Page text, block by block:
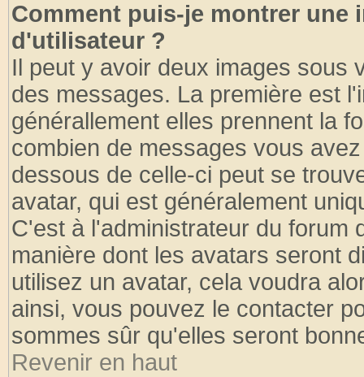
Comment puis-je montrer une
d'utilisateur ?
Il peut y avoir deux images sous
des messages. La première est
générallement elles prennent la
combien de messages vous
dessous de celle-ci peut se
avatar, qui est généralement
C'est à l'administrateur du forum
manière dont les avatars seront
utilisez un avatar, cela voudra
ainsi, vous pouvez le contacter
sommes sûr qu'elles seront
Revenir en haut